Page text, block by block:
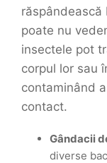
răspândească
poate nu
insectele pot
corpul lor sau
contaminând
contact.
Gândacii
diverse